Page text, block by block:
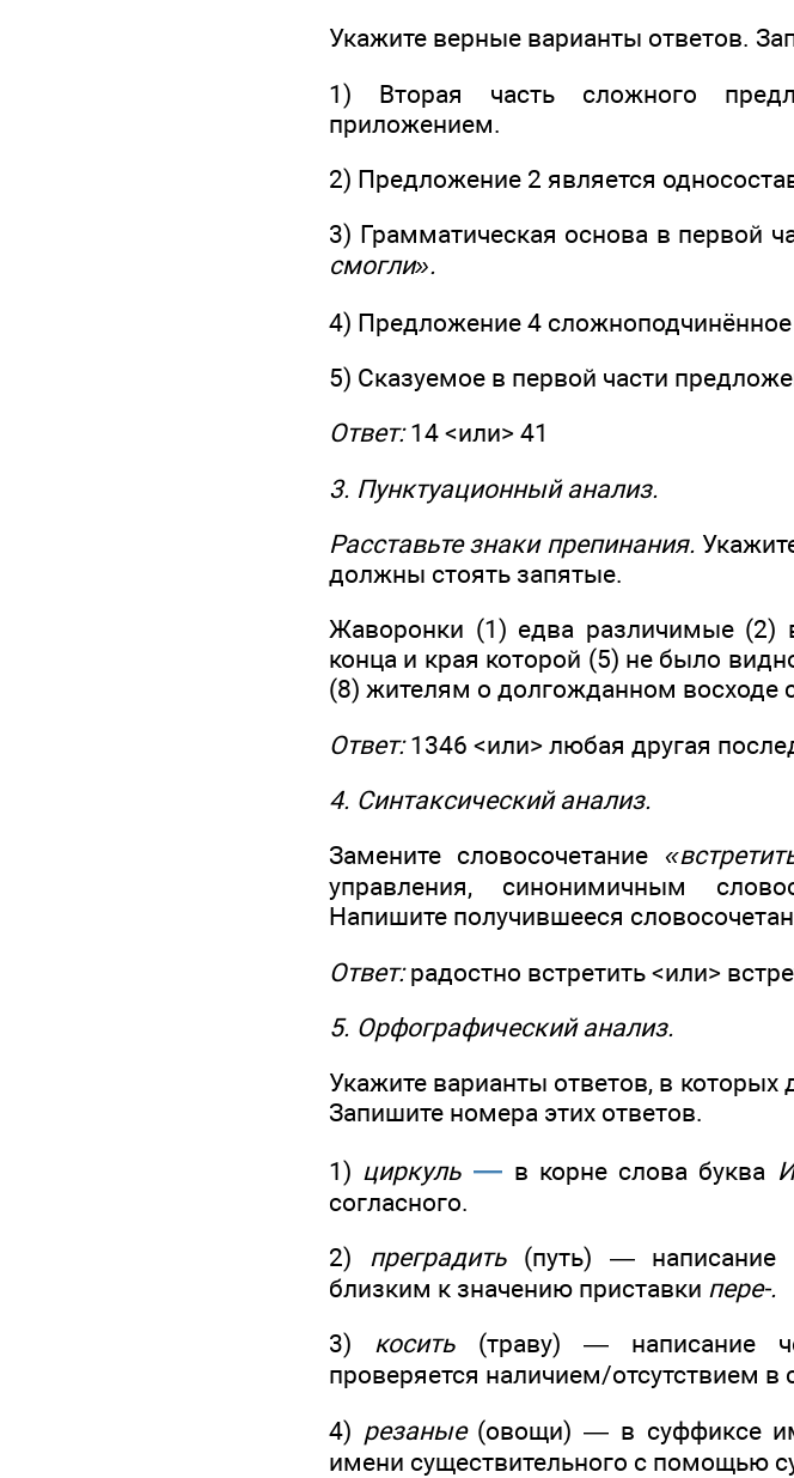
Укажите верные варианты ответов.
1) Вторая часть сложного
приложением.
2) Предложение 2 является
3) Грамматическая основа в первой
смогли».
4) Предложение 4
5) Сказуемое в первой части
Ответ:14 <или> 41
3. Пунктуационный анализ.
Расставьте знаки препинания.
должны стоять запятые.
Жаворонки (1) едва различимые (2)
конца и края которой (5) не было
(8) жителям о долгожданном восходе
Ответ:1346 <или> любая другая
4. Синтаксический анализ.
Замените словосочетание
управления, синонимичным
Напишите получившееся
Ответ:радостно встретить <или>
5. Орфографический анализ.
Укажите варианты ответов, в
Запишите номера этих ответов.
1) циркуль — в корне слова буква И
согласного.
2) преградить(путь) — написание
близким к значению приставки пере-.
3) косить (траву) — написание
проверяется наличием/отсутствием в
4) резаные(овощи) — в суффиксе
имени существительного с помощью